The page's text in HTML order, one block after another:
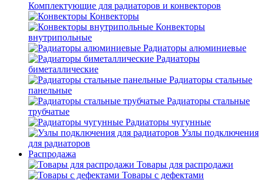
Комплектующие для радиаторов и конвекторов
Конвекторы
Конвекторы
внутрипольные
Радиаторы алюминиевые
Радиаторы
биметаллические
Радиаторы стальные
панельные
Радиаторы стальные
трубчатые
Радиаторы чугунные
Узлы подключения
для радиаторов
Распродажа
Товары для распродажи
Товары с дефектами